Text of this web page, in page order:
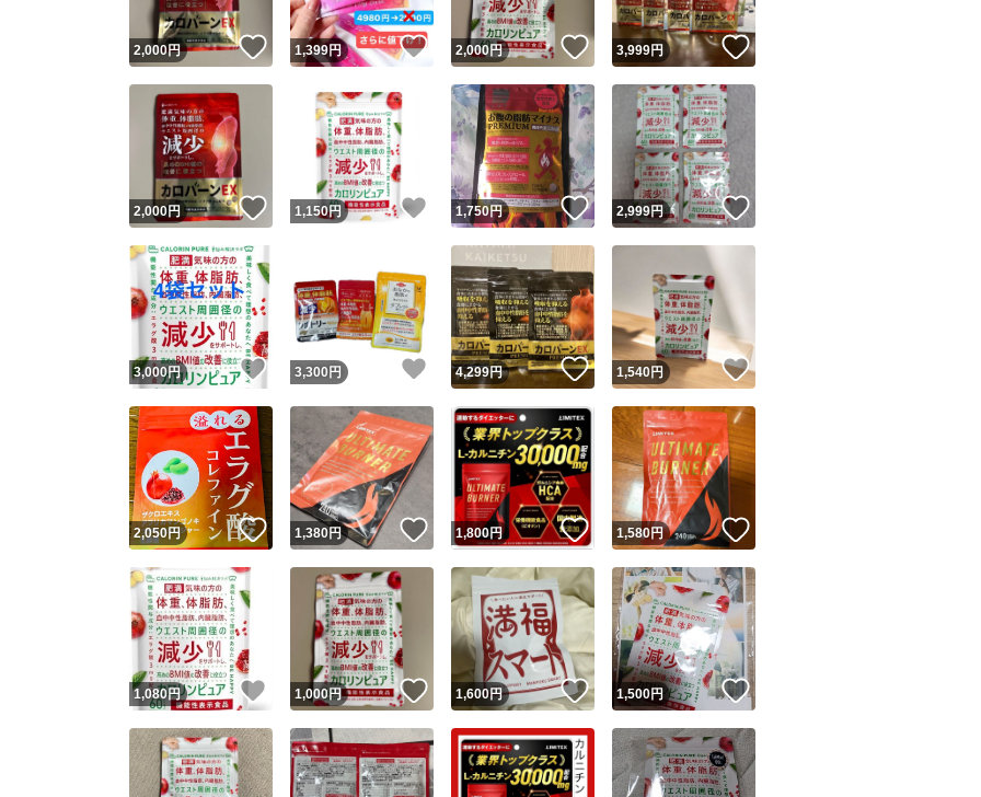
2,000円 いいね！
1,399円 いいね！
2,000円 いいね！
3,999円 いいね！
2,000円 いいね！
1,150円 いいね！
1,750円 いいね！
2,999円
3,000円 いいね！
3,300 円 いいね！
4,299円 いいね！
1,540円 いいね！
2,050円 いいね！
1,380円 いいね！
1,800円 いいね！
1,580円
1,080円 いいね！
1,000円 いいね！
1,600円 いいね！
1,500円 いいね！